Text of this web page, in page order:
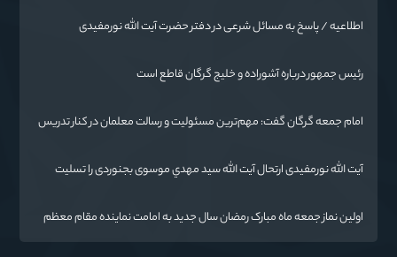
اطلاعیه / پاسخ به مسائل شرعی در دفتر حضرت آیت الله نورمفیدی
رئیس جمهور درباره آشوراده و خلیج گرگان قاطع است
امام جمعه گرگان گفت: مهم‌ترین مسئولیت و رسالت معلمان در کنار تدریس
ایران اسلامی است.
آیت الله نورمفیدی ارتحال آیت الله سيد مهدي موسوی بجنوردی را تسلیت
اولین نماز جمعه ماه مبارک رمضان سال جدید به امامت نماینده مقام معظم